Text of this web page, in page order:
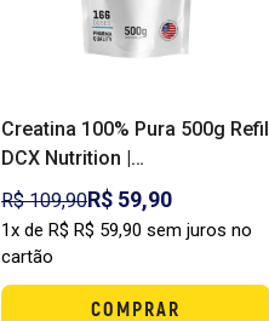
Creatina 100% Pura 500g Refil
DCX Nutrition |
Monohidratada para Força,
Performance e Custo-
Benefício
R$ 109,90R$ 59,90
1x de R$ R$ 59,90 sem juros no
cartão
COMPRAR